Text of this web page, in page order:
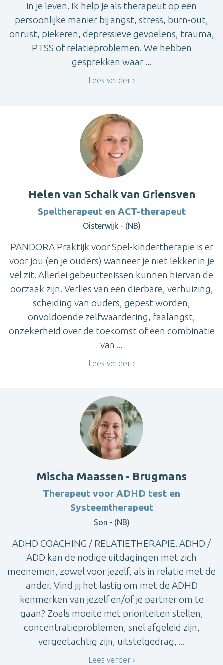
in je leven. Ik help je als therapeut op een
persoonlijke manier bij angst, stress, burn-out,
onrust, piekeren, depressieve gevoelens, trauma,
PTSS of relatieproblemen. We hebben
gesprekken waar ...
Lees verder
Helen van Schaik van Griensven
Speltherapeut en ACT-therapeut
Oisterwijk - (NB)
PANDORA Praktijk voor Spel-kindertherapie is er
voor jou (en je ouders) wanneer je niet lekker in je
vel zit. Allerlei gebeurtenissen kunnen hiervan de
oorzaak zijn. Verlies van een dierbare, verhuizing,
scheiding van ouders, gepest worden,
onvoldoende zelfwaardering, faalangst,
onzekerheid over de toekomst of een combinatie
van ...
Lees verder
Mischa Maassen - Brugmans
Therapeut voor ADHD test en
Systeemtherapeut
Son - (NB)
ADHD COACHING / RELATIETHERAPIE. ADHD /
ADD kan de nodige uitdagingen met zich
meenemen, zowel voor jezelf, als in relatie met de
ander. Vind jij het lastig om met de ADHD
kenmerken van jezelf en/of je partner om te
gaan? Zoals moeite met prioriteiten stellen,
concentratieproblemen, snel afgeleid zijn,
vergeetachtig zijn, uitstelgedrag, ...
Lees verder